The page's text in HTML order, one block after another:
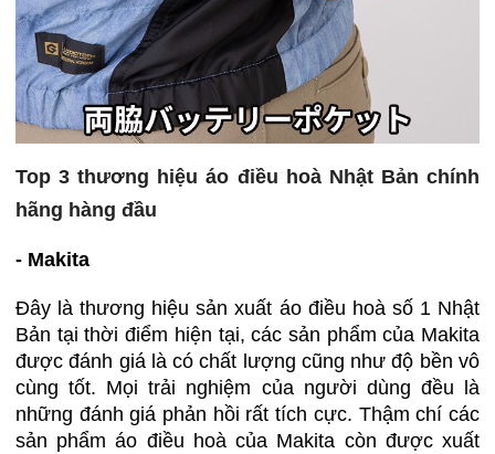
Top 3 thương hiệu áo điều hoà Nhật Bản chính
hãng hàng đầu
- Makita
Đây là thương hiệu sản xuất áo điều hoà số 1 Nhật
Bản tại thời điểm hiện tại, các sản phẩm của Makita
được đánh giá là có chất lượng cũng như độ bền vô
cùng tốt. Mọi trải nghiệm của người dùng đều là
những đánh giá phản hồi rất tích cực. Thậm chí các
sản phẩm áo điều hoà của Makita còn được xuất